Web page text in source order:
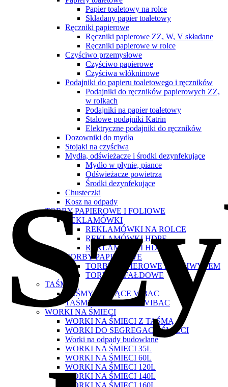
Papier toaletowy na rolce
Składany papier toaletowy
Ręczniki papierowe
Ręczniki papierowe ZZ, W, V składane
Ręczniki papierowe w rolce
Czyściwo przemysłowe
Czyściwo papierowe
Czyściwa włókninowe
Podajniki do papieru toaletowego i ręczników
Podajniki do ręczników papierowych ZZ,
w rolkach
Podajniki na papier toaletowy
Stalowe podajniki Katrin
Elektryczne podajniki do ręczników
Dozowniki do mydła
Stojaki na czyściwa
Mydła, odświeżacze i środki dezynfekujące
Mydło w płynie, piance
Odświeżacze powietrza
Środki dezynfekujące
Chusteczki
Kosz na odpady
TORBY PAPIEROWE I FOLIOWE
REKLAMÓWKI
REKLAMÓWKI NA ROLCE
REKLAMÓWKI HDPE
REKLAMÓWKI HDTS
TORBY PAPIEROWE
TORBY PAPIEROWE Z UCHWYTEM
TOREBKI FAŁDOWE
TAŚMY
TAŚMY KLEJĄCE VIBAC
TAŚMY PAPIEROWE VIBAC
WORKI NA ŚMIECI
WORKI NA ŚMIECI Z TAŚMĄ
WORKI DO SEGREGACJI ŚMIECI
Worki na odpady budowlane
WORKI NA ŚMIECI 35L
WORKI NA ŚMIECI 60L
WORKI NA ŚMIECI 120L
WORKI NA ŚMIECI 140L
WORKI NA ŚMIECI 160L